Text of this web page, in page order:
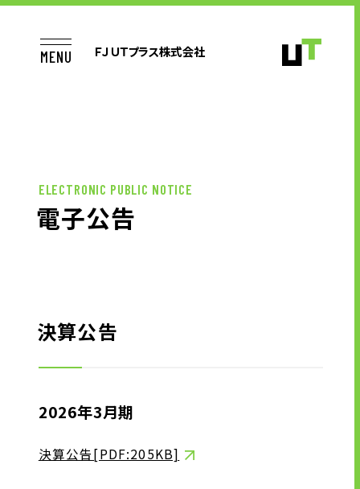
MENU ＦＪＵＴプラス株式会社
コンタクトセンター・アウトソーシン
グサービス
人材紹介サービス
ELECTRONIC PUBLIC NOTICE
電子公告
決算公告
2026年3月期
決算公告[PDF:205KB]